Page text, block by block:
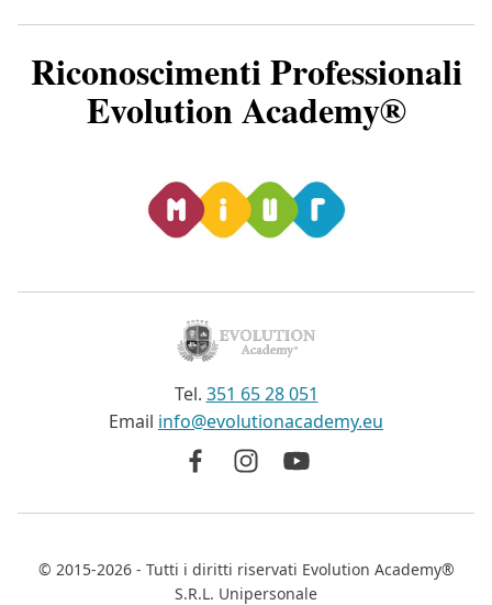
Riconoscimenti Professionali
Evolution Academy®
Tel. 351 65 28 051
Email info@evolutionacademy.eu
© 2015-2026- Tutti i diritti riservati Evolution Academy®
S.R.L. Unipersonale